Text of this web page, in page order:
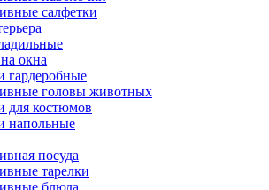
салфетки
окна
гардеробные
головы животных
для костюмов
напольные
посуда
тарелки
блюда